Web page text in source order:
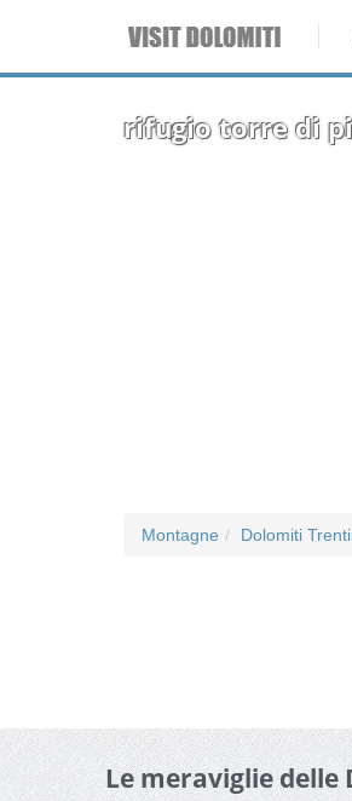
rifugio torre di
Montagne Dolomiti
Le meraviglie delle